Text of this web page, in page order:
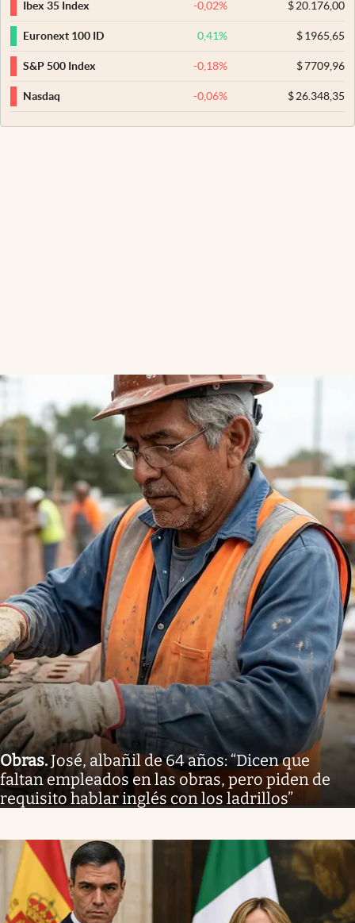
Ibex 35 Index -0,02% $20.176,00
Euronext 100 ID 0,41% $1965,65
S&P 500 Index -0,18% $7709,96
Nasdaq -0,06% $26.348,35
Obras.José, albañil de 64 años: “Dicen que
faltan empleados en las obras, pero piden de
requisito hablar inglés con los ladrillos”